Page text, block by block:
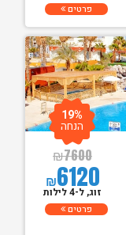
פרטים
₪7600
₪6120
19%
הנחה
זוג, ל-4 לילות
פרטים